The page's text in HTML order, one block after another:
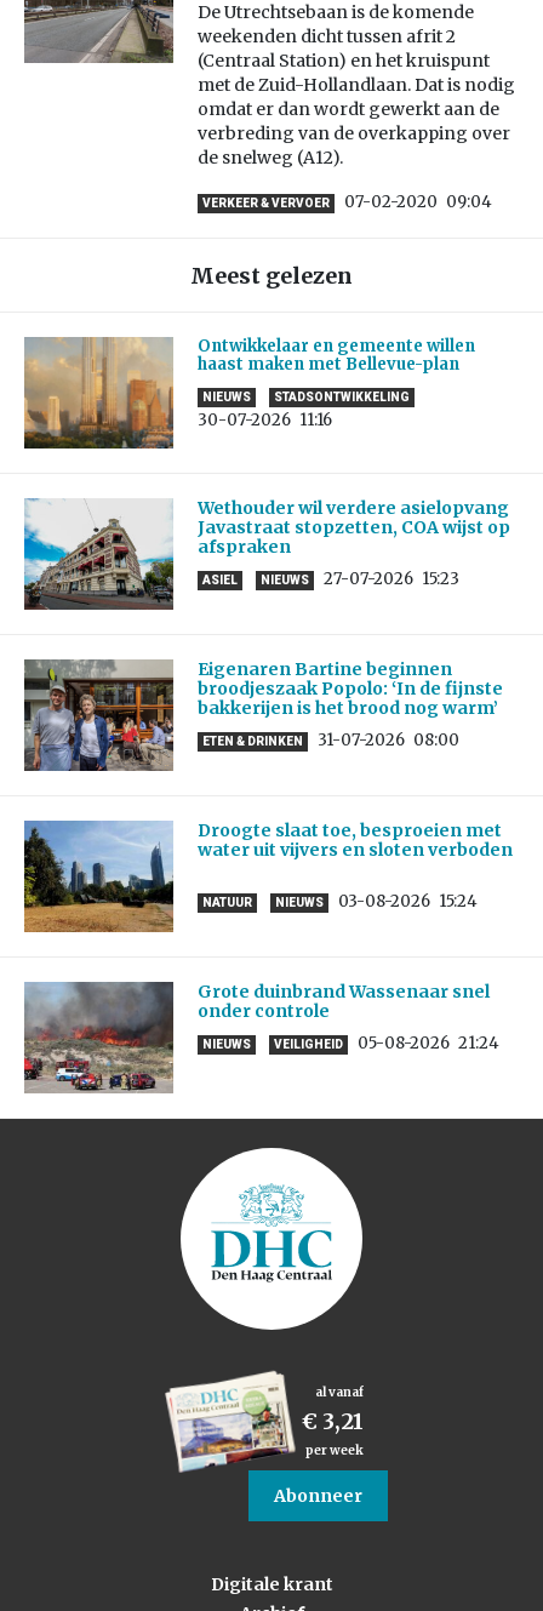
De Utrechtsebaan is de komende
weekenden dicht tussen afrit 2
(Centraal Station) en het kruispunt
met de Zuid-Hollandlaan. Dat is nodig
omdat er dan wordt gewerkt aan de
verbreding van de overkapping over
de snelweg (A12).
VERKEER & VERVOER 07-02-2020 09:04
Meest gelezen
Ontwikkelaar en gemeente willen
haast maken met Bellevue-plan
NIEUWS STADSONTWIKKELING
30-07-2026 11:16
Wethouder wil verdere asielopvang
Javastraat stopzetten, COA wijst op
afspraken
ASIEL NIEUWS 27-07-2026 15:23
Eigenaren Bartine beginnen
broodjeszaak Popolo: ‘In de fijnste
bakkerijen is het brood nog warm’
ETEN & DRINKEN 31-07-2026 08:00
Droogte slaat toe, besproeien met
water uit vijvers en sloten verboden
NATUUR NIEUWS 03-08-2026 15:24
Grote duinbrand Wassenaar snel
onder controle
NIEUWS VEILIGHEID 05-08-2026 21:24
al vanaf
€ 3,21
per week
Abonneer
Digitale krant